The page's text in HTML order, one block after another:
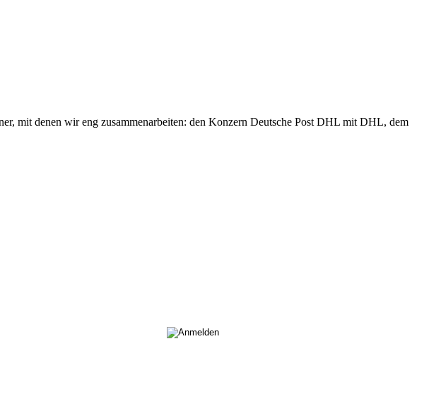
mit denen wir eng zusammenarbeiten: den Konzern Deutsche Post DHL mit DHL, dem